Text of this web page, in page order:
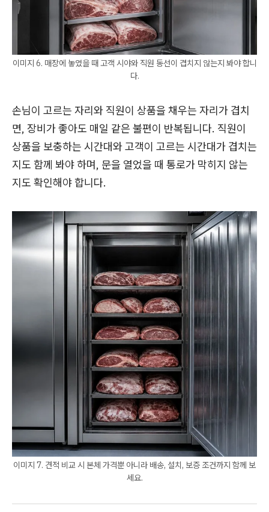
이미지 6. 매장에 놓였을 때 고객 시야와 직원 동선이 겹치지 않는지 봐야 합니
다.
손님이 고르는 자리와 직원이 상품을 채우는 자리가 겹치
면, 장비가 좋아도 매일 같은 불편이 반복됩니다. 직원이
상품을 보충하는 시간대와 고객이 고르는 시간대가 겹치는
지도 함께 봐야 하며, 문을 열었을 때 통로가 막히지 않는
지도 확인해야 합니다.
이미지 7. 견적 비교 시 본체 가격뿐 아니라 배송, 설치, 보증 조건까지 함께 보
세요.